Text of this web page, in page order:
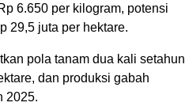
6.650 per kilogram, potensi
29,5 juta per hektare.
pola tanam dua kali setahun
dan produksi gabah
2025.